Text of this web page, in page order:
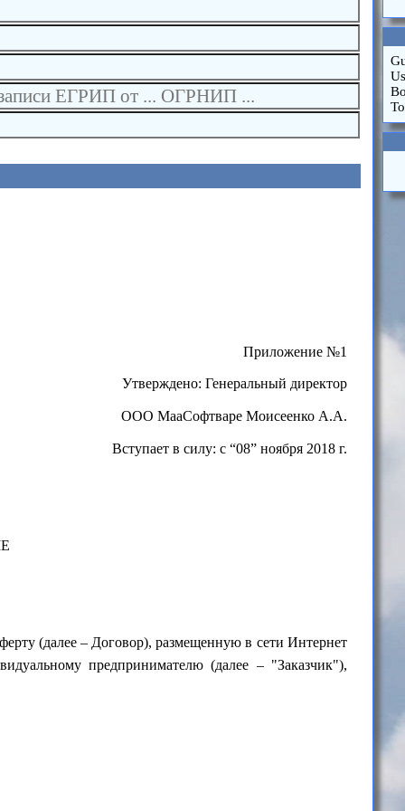
Приложение №1
Утверждено: Генеральный директор
ООО МааСофтваре Моисеенко А.А.
Вступает в силу: с “08” ноября 2018 г.
(далее – Договор), размещенную в сети Интернет
предпринимателю (далее – "Заказчик"),